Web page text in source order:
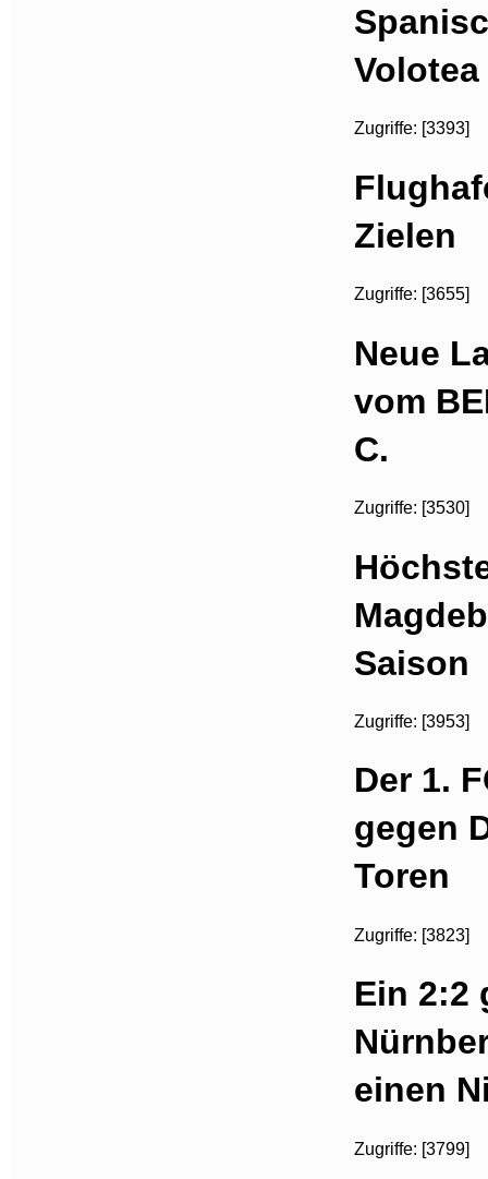
Zugriffe: [3393]
Zielen
Zugriffe: [3655]
Neue
vom
C.
Zugriffe: [3530]
Saison
Zugriffe: [3953]
Der 1.
gegen
Toren
Zugriffe: [3823]
Ein 2:2
einen
Zugriffe: [3799]